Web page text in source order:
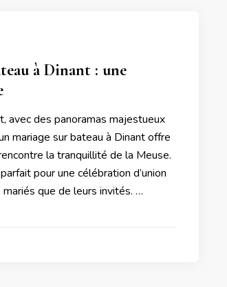
à Dinant : une
avec des panoramas majestueux
mariage sur bateau à Dinant offre
la tranquillité de la Meuse.
pour une célébration d’union
que de leurs invités. …